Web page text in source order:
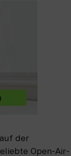
der
Open-Air-